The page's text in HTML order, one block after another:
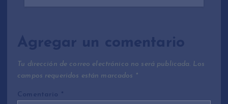
Agregar un comentario
Tu dirección de correo electrónico no será publicada. Los
campos requeridos están marcados *
Comentario *